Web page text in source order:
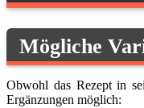
Mögliche
Obwohl das Rezept in
Ergänzungen möglich: